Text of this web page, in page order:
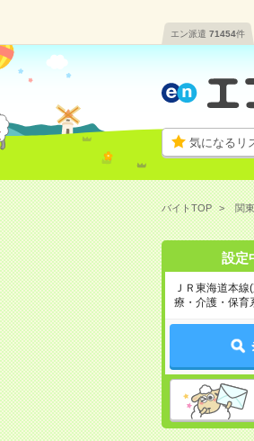
エン派遣 71454件
気になるリ
バイトTOP 関東
設定
ＪＲ東海道本
療・介護・保育